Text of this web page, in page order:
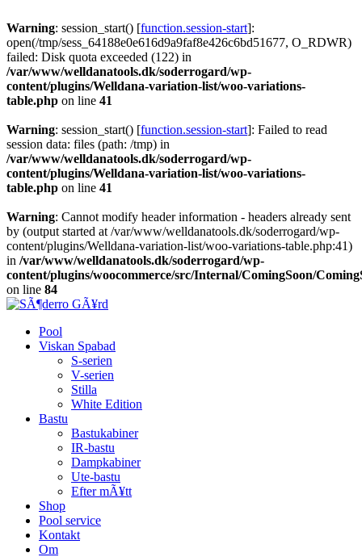
Warning: session_start() [function.session-start]:
open(/tmp/sess_64188e0e616d9a9faf8e426c6bd51677, O_RDWR)
failed: Disk quota exceeded (122) in
/var/www/welldanatools.dk/soderrogard/wp-
content/plugins/Welldana-variation-list/woo-variations-
table.php on line 41
Warning: session_start() [function.session-start]: Failed to read
session data: files (path: /tmp) in
/var/www/welldanatools.dk/soderrogard/wp-
content/plugins/Welldana-variation-list/woo-variations-
table.php on line 41
Warning: Cannot modify header information - headers already sent
by (output started at /var/www/welldanatools.dk/soderrogard/wp-
content/plugins/Welldana-variation-list/woo-variations-table.php:41)
in /var/www/welldanatools.dk/soderrogard/wp-
content/plugins/woocommerce/src/Internal/ComingSoon/
on line 84
Pool
Viskan Spabad
S-serien
V-serien
Stilla
White Edition
Bastu
Bastukabiner
IR-bastu
Dampkabiner
Ute-bastu
Efter mÃ¥tt
Shop
Pool service
Kontakt
Om